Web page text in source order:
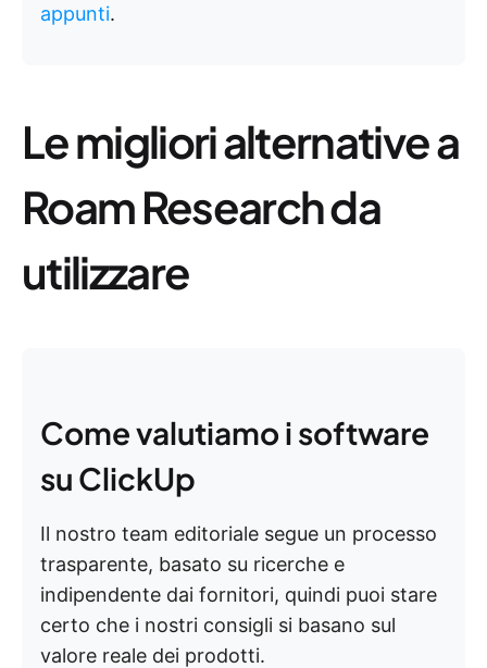
appunti.
Le migliori alternative a
Roam Research da
utilizzare
Come valutiamo i software
su ClickUp
Il nostro team editoriale segue un processo
trasparente, basato su ricerche e
indipendente dai fornitori, quindi puoi stare
certo che i nostri consigli si basano sul
valore reale dei prodotti.